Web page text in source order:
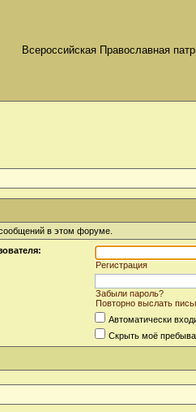
Всероссийская Православная
в этом форуме.
Регистрация
Забыли пароль?
Повторно выслать
Автоматически
Скрыть моё